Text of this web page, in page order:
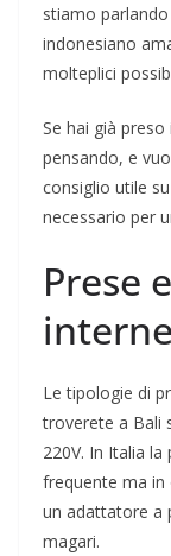
stiamo parlando
indonesiano
molteplici
Se hai già
pensando, e
consiglio utile
necessario per
Prese
Le tipologie di
troverete a Bali
220V. In Italia
frequente ma
un adattatore a
magari.